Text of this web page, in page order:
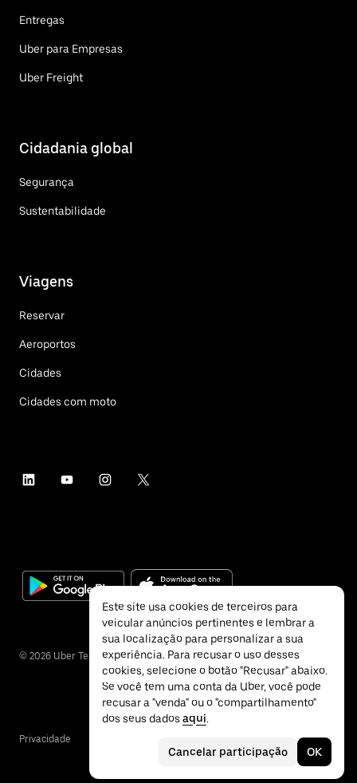
Entregas
Uber para Empresas
Uber Freight
Cidadania global
Segurança
Sustentabilidade
Viagens
Reservar
Aeroportos
Cidades
Cidades com moto
© 2026 Uber Technologies Inc.
Privacidade
Este site usa cookies de terceiros para
veicular anúncios pertinentes e lembrar a
sua localização para personalizar a sua
experiência. Para recusar o uso desses
cookies, selecione o botão "Recusar" abaixo.
Se você tem uma conta da Uber, você pode
recusar a "venda" ou o "compartilhamento"
dos seus dados aqui.
Cancelar participação OK